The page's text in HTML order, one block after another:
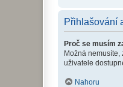
Přihlašování
Proč se musím
Možná nemusíte,
uživatele
Nahoru